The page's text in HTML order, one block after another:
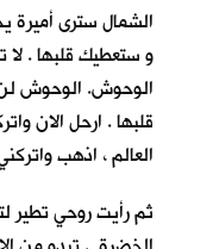
الشمال سترى أميرة
و ستعطيك قلبها .
الوحوش. الوحوش لن
قلبها . ارحل الان
العالم ، اذهب
ثم رأيت روحي تطير